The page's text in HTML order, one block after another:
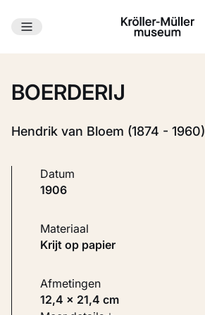
Ga naar hoofdinhoud
BOERDERIJ
Hendrik van Bloem (1874 - 1960)
Datum
1906
Materiaal
Krijt op papier
Afmetingen
12,4 × 21,4 cm